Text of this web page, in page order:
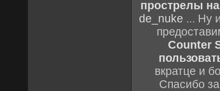
прострелы
de_nuke ... Ну
Counter
вкратце и
Спасибо